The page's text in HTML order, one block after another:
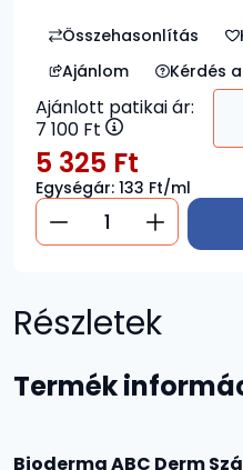
Ajánlom Kérdés
Ajánlott patikai ár:
7 100 Ft
5 325 Ft
Egységár: 133 Ft/ml
Részletek
Termék
Bioderma ABC Derm